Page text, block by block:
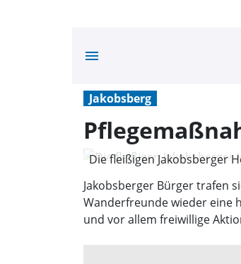
menu
Jakobsberg
Die fleißigen Jakobsberger
Jakobsberger Bürger trafen
Wanderfreunde wieder eine
und vor allem freiwillige